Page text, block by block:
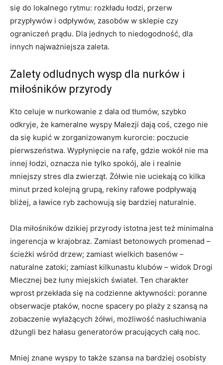
się do lokalnego rytmu: rozkładu łodzi, przerw
przypływów i odpływów, zasobów w sklepie czy
ograniczeń prądu. Dla jednych to niedogodność, dla
innych najważniejsza zaleta.
Zalety odludnych wysp dla nurków i
miłośników przyrody
Kto celuje w nurkowanie z dala od tłumów, szybko
odkryje, że kameralne wyspy Malezji dają coś, czego nie
da się kupić w zorganizowanym kurorcie: poczucie
pierwszeństwa. Wypłynięcie na rafę, gdzie wokół nie ma
innej łodzi, oznacza nie tylko spokój, ale i realnie
mniejszy stres dla zwierząt. Żółwie nie uciekają co kilka
minut przed kolejną grupą, rekiny rafowe podpływają
bliżej, a ławice ryb zachowują się bardziej naturalnie.
Dla miłośników dzikiej przyrody istotna jest też minimalna
ingerencja w krajobraz. Zamiast betonowych promenad –
ścieżki wśród drzew; zamiast wielkich basenów –
naturalne zatoki; zamiast kilkunastu klubów – widok Drogi
Mlecznej bez łuny miejskich świateł. Ten charakter
wprost przekłada się na codzienne aktywności: poranne
obserwacje ptaków, nocne spacery po plaży z szansą na
zobaczenie wyłażących żółwi, możliwość nasłuchiwania
dżungli bez hałasu generatorów pracujących całą noc.
Mniej znane wyspy to także szansa na bardziej osobisty